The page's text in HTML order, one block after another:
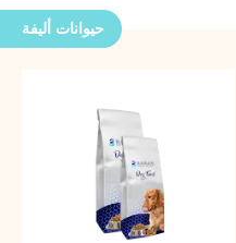
حيوانات أليفة